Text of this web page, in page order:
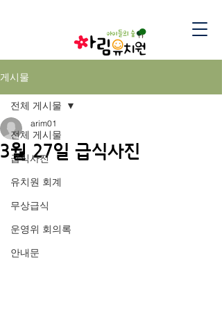
게시물
전체 게시물
급식사진
유치원 회계
무상급식
운영위 회의록
안내문
전체 게시물
3월 27일 급식사진
arim01